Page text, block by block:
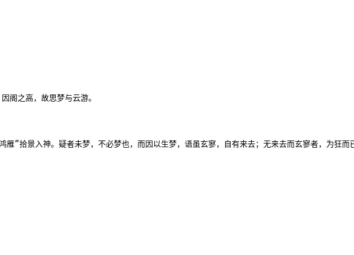
阁之高，故思梦与云游。
”拾景入神。疑者未梦，不必梦也，而因以生梦，语虽玄寥，自有来去；无来去而玄寥者，为狂而